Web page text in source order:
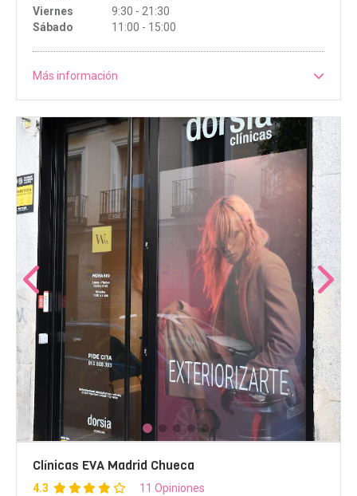
Viernes
9:30 - 21:30
Sábado
11:00 - 15:00
Más información
Clínicas EVA Madrid Chueca
4.3 11 Opiniones